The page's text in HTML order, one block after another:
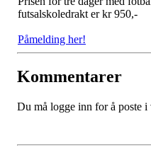
futsalskoledrakt er kr 950,-
Påmelding her!
Kommentarer
Du må logge inn for å poste i